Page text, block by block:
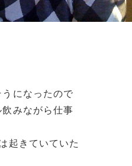
になったので
みながら仕事
起きていていた